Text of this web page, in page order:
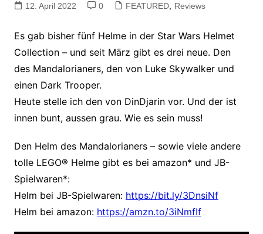
12. April 2022 0 FEATURED, Reviews
Es gab bisher fünf Helme in der Star Wars Helmet
Collection – und seit März gibt es drei neue. Den
des Mandalorianers, den von Luke Skywalker und
einen Dark Trooper.
Heute stelle ich den von DinDjarin vor. Und der ist
innen bunt, aussen grau. Wie es sein muss!
Den Helm des Mandalorianers – sowie viele andere
tolle LEGO® Helme gibt es bei amazon* und JB-
Spielwaren*:
Helm bei JB-Spielwaren: https://bit.ly/3DnsiNf
Helm bei amazon: https://amzn.to/3iNmfIf